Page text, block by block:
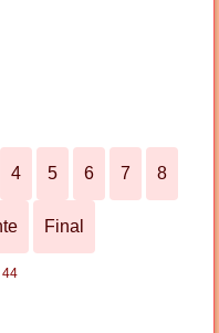
4 5 6 7 8
Final
44